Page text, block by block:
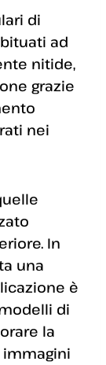
di
ad
nitide,
grazie
nei
In
una
è
di
la